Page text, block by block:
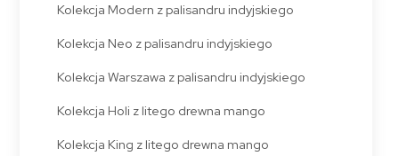
Kolekcja Modern z palisandru indyjskiego
Kolekcja Neo z palisandru indyjskiego
Kolekcja Warszawa z palisandru indyjskiego
Kolekcja Holi z litego drewna mango
Kolekcja King z litego drewna mango